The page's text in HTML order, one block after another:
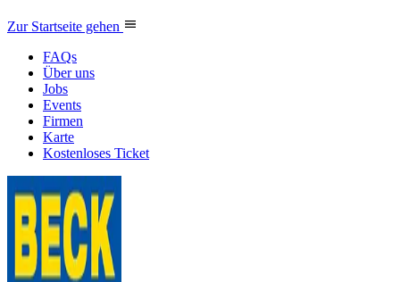
Zur Startseite gehen
FAQs
Über uns
Jobs
Events
Firmen
Karte
Kostenloses Ticket